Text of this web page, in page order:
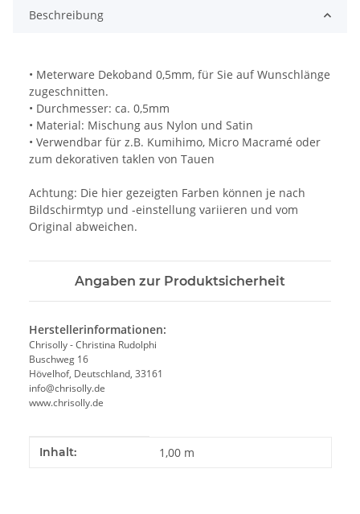
Beschreibung
• Meterware Dekoband 0,5mm, für Sie auf Wunschlänge
zugeschnitten.
• Durchmesser: ca. 0,5mm
• Material: Mischung aus Nylon und Satin
• Verwendbar für z.B. Kumihimo, Micro Macramé oder
zum dekorativen taklen von Tauen
Achtung: Die hier gezeigten Farben können je nach
Bildschirmtyp und -einstellung variieren und vom
Original abweichen.
Angaben zur Produktsicherheit
Herstellerinformationen:
Chrisolly - Christina Rudolphi
Buschweg 16
Hövelhof, Deutschland, 33161
info@chrisolly.de
www.chrisolly.de
Produkteigenschaft
Wert
Inhalt: 1,00 m